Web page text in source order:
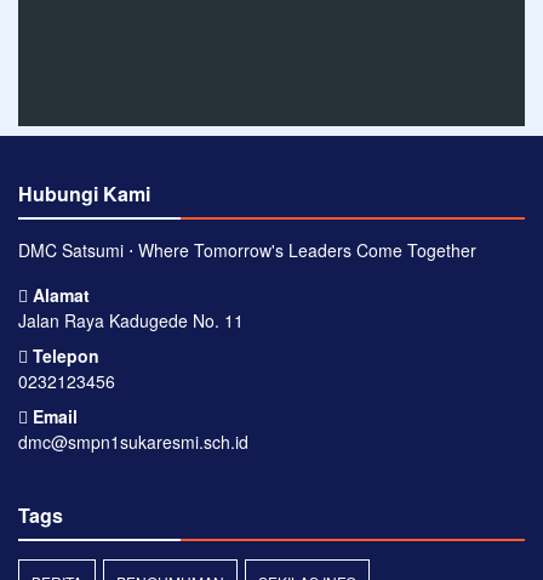
Hubungi Kami
DMC Satsumi ⋅ Where Tomorrow's Leaders Come Together
Alamat
Jalan Raya Kadugede No. 11
Telepon
0232123456
Email
dmc@smpn1sukaresmi.sch.id
Tags